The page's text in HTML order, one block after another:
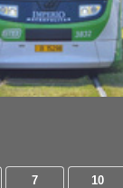
7 10